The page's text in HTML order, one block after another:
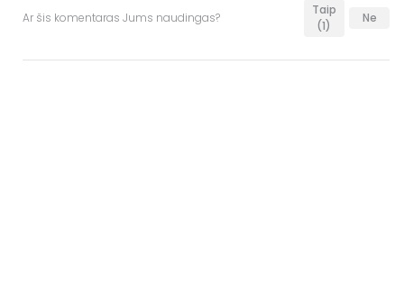
Ar šis komentaras Jums naudingas?
Taip
(1)
Ne